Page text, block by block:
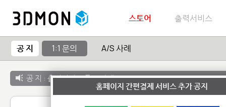
스토어 출력서비스
공 지 1:1 문의 A/S 사례
공 지 : 출력서비스 종료 안내
홈페이지 간편결제 서비스 추가 공지